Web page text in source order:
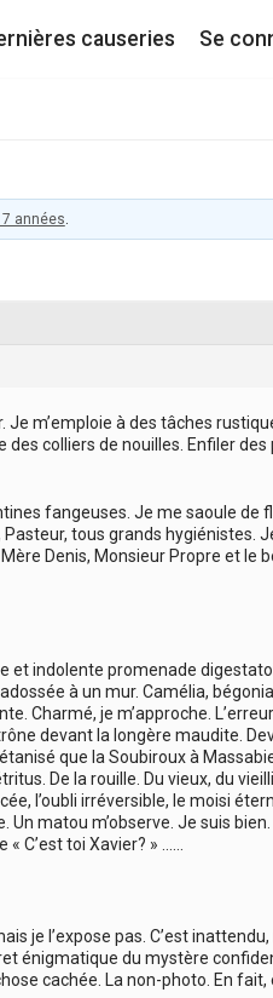
causeries Se
7 années.
m’emploie à des tâches
des colliers de nouilles. Enfiler des
fangeuses. Je me saoule de
Pasteur, tous grands hygiénistes.
Denis, Monsieur Propre et le
et indolente promenade
à un mur. Camélia,
Charmé, je m’approche.
devant la longère maudite.
que la Soubiroux à
De la rouille. Du vieux, du
l’oubli irréversible, le moisi
matou m’observe. Je suis
C’est toi Xavier? » ……
je l’expose pas. C’est
énigmatique du mystère
cachée. La non-photo. En fait,